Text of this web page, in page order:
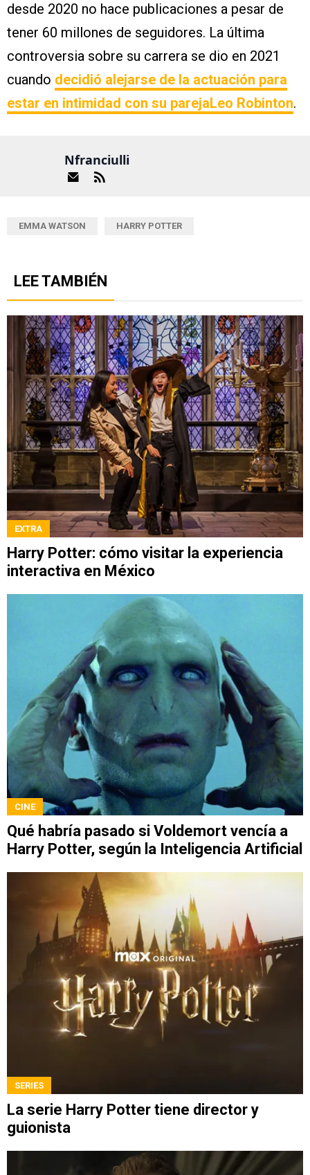
desde 2020 no hace publicaciones a pesar de
tener 60 millones de seguidores. La última
controversia sobre su carrera se dio en 2021
cuando decidió alejarse de la actuación para
estar en intimidad con su parejaLeo Robinton.
Nfranciulli
EMMA WATSON HARRY POTTER
LEE TAMBIÉN
EXTRA
Harry Potter: cómo visitar la experiencia
interactiva en México
CINE
Qué habría pasado si Voldemort vencía a
Harry Potter, según la Inteligencia Artificial
SERIES
La serie Harry Potter tiene director y
guionista